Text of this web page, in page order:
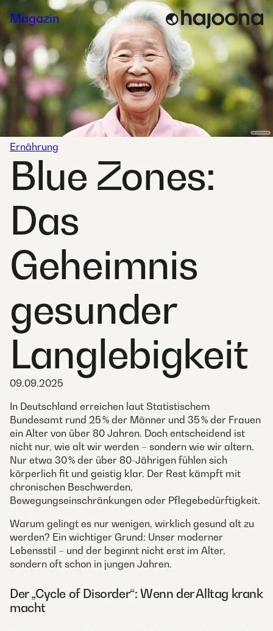
Skip
to
content
Magazin
Ernährung
Blue Zones:
Das
Geheimnis
gesunder
Langlebigkeit
09.09.2025
In Deutschland erreichen laut Statistischem
Bundesamt rund 25 % der Männer und 35 % der Frauen
ein Alter von über 80 Jahren. Doch entscheidend ist
nicht nur, wie alt wir werden – sondern wie wir altern.
Nur etwa 30 % der über 80-Jährigen fühlen sich
körperlich fit und geistig klar. Der Rest kämpft mit
chronischen Beschwerden,
Bewegungseinschränkungen oder Pflegebedürftigkeit.
Warum gelingt es nur wenigen, wirklich gesund alt zu
werden? Ein wichtiger Grund: Unser moderner
Lebensstil – und der beginnt nicht erst im Alter,
sondern oft schon in jungen Jahren.
Der „Cycle of Disorder“: Wenn der Alltag krank
macht